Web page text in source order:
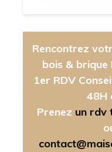
Rencontrez
bois & brique
1er RDV
48H
Prenez un rdv